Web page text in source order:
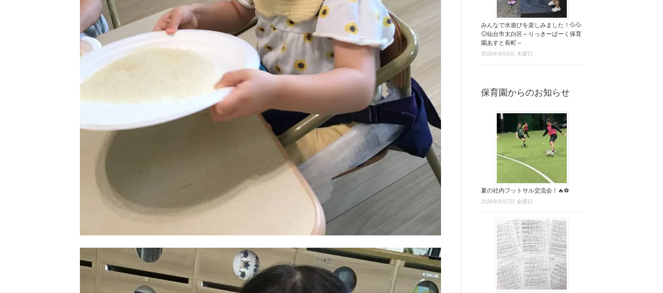
みんなで水遊びを楽しみました！💦💦
😊仙台市太白区～りっきーぱーく保育
園あすと長町～
2026年8月6日 木曜日
保育園からのお知らせ
夏の社内フットサル交流会！🔥⚽
2026年8月7日 金曜日